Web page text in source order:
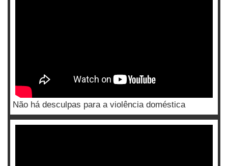
Não há desculpas para a violência doméstica